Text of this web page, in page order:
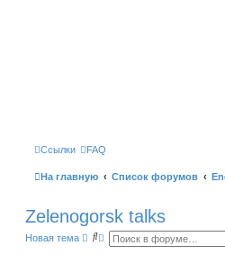
Ссылки FAQ
На главную Список форумов
Zelenogorsk talks
Новая тема
П Р